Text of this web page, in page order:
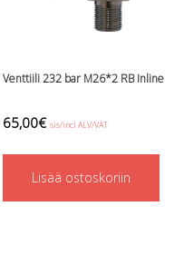
ja varaosat
aluspuvut
ja varaosat reguihin
ja osat
Cuda/Sierra varaosat
Venttiili 232 bar M26*2 RB Inline
65,00€ sis/incl ALV/VAT
Lisää ostoskoriin